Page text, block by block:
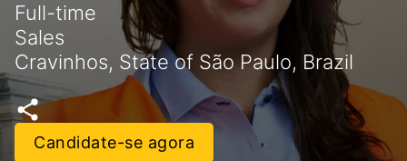
Full-time
Sales
Cravinhos, State of São Paulo, Brazil
Candidate-se agora